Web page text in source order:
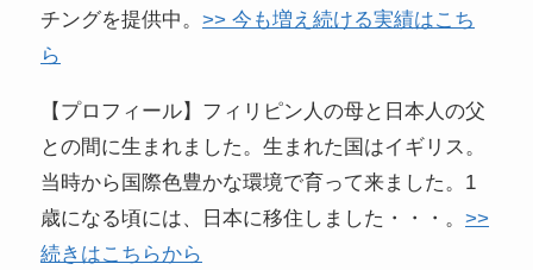
チングを提供中。>> 今も増え続ける実績はこち
ら
【プロフィール】フィリピン人の母と日本人の父
との間に生まれました。生まれた国はイギリス。
当時から国際色豊かな環境で育って来ました。1
歳になる頃には、日本に移住しました・・・。>>
続きはこちらから